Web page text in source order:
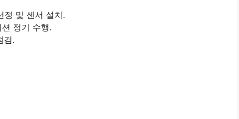
정 및 센서 설치.
정기 수행.
검.